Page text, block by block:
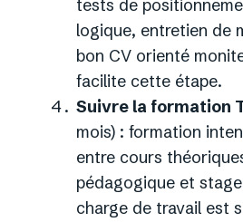
tests de
logique, entretien de
bon CV orienté
facilite cette étape.
Suivre la formation
mois) : formation
entre cours
pédagogique et
charge de travail est